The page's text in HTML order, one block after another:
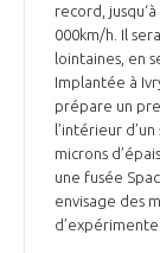
record,
000km/h. Il
lointaines, en
Implantée à
prépare un
l’intérieur
microns
une fusée
envisage des